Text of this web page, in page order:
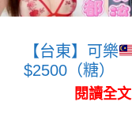
【台東】可樂
$2500（糖）
閱讀全文